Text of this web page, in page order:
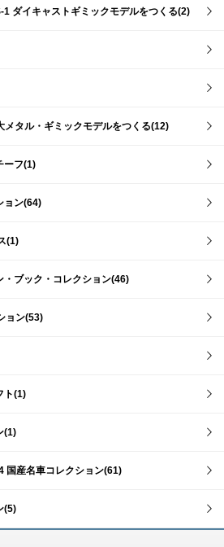
ダイキャストギミックモデルをつくる(2)
メタル・ギミックモデルをつくる(12)
ーフ(1)
ョン(64)
(1)
ブック・コレクション(46)
ョン(53)
ト(1)
(1)
国産名車コレクション(61)
(5)